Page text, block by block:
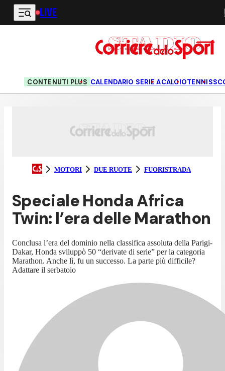
Vai al contenuto principale
LIVE
CONTENUTI PLUS CALENDARIO SERIE ACALCIOTENNIS
MOTORI DUE RUOTE FUORISTRADA
Speciale Honda Africa
Twin: l’era delle Marathon
Conclusa l’era del dominio nella classifica assoluta della Parigi-
Dakar, Honda sviluppò 50 “derivate di serie” per la categoria
Marathon. Anche lì, fu un successo. La parte più difficile?
Adattare il serbatoio